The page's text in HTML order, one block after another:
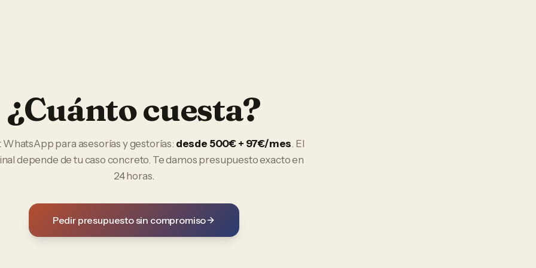
¿Cuánto cuesta?
WhatsAppparaasesorías y gestorías: desde 500€ + 97€/mes. El
depende de tu caso concreto. Te damos presupuesto exacto en
24 horas.
Pedir presupuesto sin compromiso